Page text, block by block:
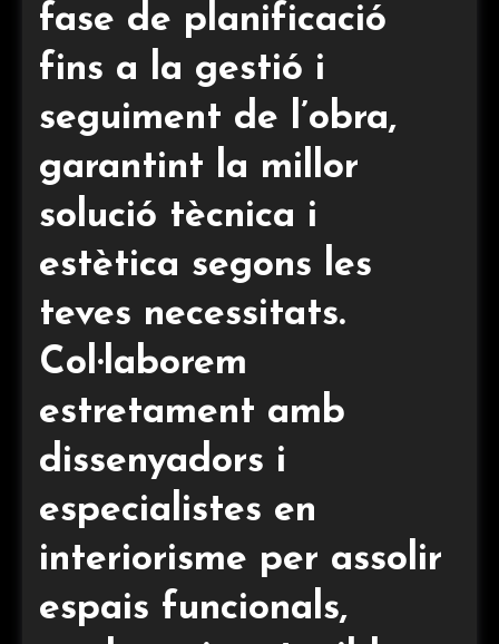
fase de planificació
fins a la gestió i
seguiment de l’obra,
garantint la millor
solució tècnica i
estètica segons les
teves necessitats.
Col·laborem
estretament amb
dissenyadors i
especialistes en
interiorisme per assolir
espais funcionals,